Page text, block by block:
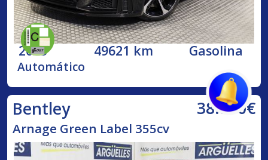
2023 49621 km Gasolina
Automático
Bentley 38.500€
Arnage Green Label 355cv